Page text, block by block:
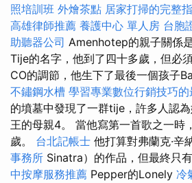
照培訓班 外燴茶點 居家打掃的完整
高雄律師推薦 養護中心 單人房 台胞
助聽器公司 Amenhotep的親子關係
Tije的名字，他到了四十多歲，但必
CO的調節，他生下了最後一個孩子
不鏽鋼水槽 學習專業數位行銷技巧
的墳墓中發現了一群tije，許多人認
王的母親4。 當他寫第一首歌之一時
歲。 台北記帳士 他打算對弗蘭克·辛
事務所 Sinatra）的作品，但最終只
中按摩服務推薦 Pepper的Lonely 冷